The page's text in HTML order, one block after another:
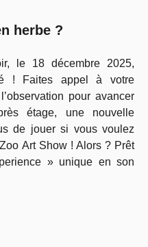
herbe ?
le 18 décembre 2025,
! Faites appel à votre
pour avancer
étage, une nouvelle
de jouer si vous voulez
Art Show ! Alors ? Prêt
» unique en son